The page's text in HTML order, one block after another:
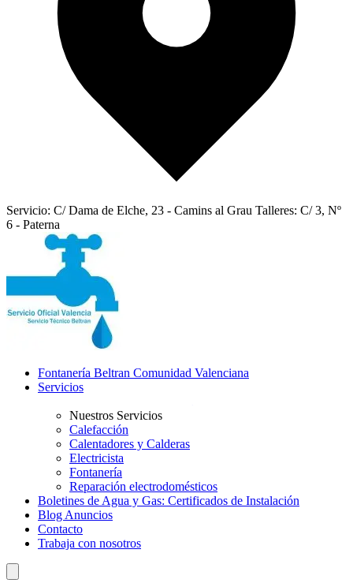
Servicio: C/ Dama de Elche, 23 - Camins al Grau Talleres: C/ 3, Nº
6 - Paterna
Fontanería Beltran Comunidad Valenciana
Servicios
Nuestros Servicios
Calefacción
Calentadores y Calderas
Electricista
Fontanería
Reparación electrodomésticos
Boletines de Agua y Gas: Certificados de Instalación
Blog Anuncios
Contacto
Trabaja con nosotros